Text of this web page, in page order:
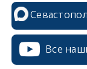
Все